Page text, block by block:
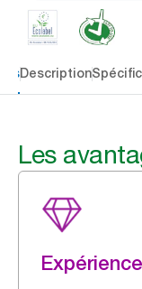
Description
Les